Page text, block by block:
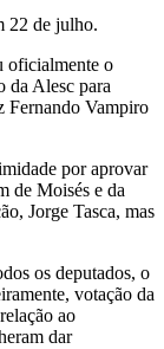
22 de julho.
oficialmente o
da Alesc para
Fernando Vampiro
por aprovar
de Moisés e da
Jorge Tasca, mas
os deputados, o
votação da
ao
dar